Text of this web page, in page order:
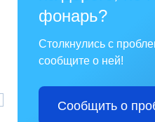
фонарь?
Столкнулись с
сообщите о ней!
Сообщить о